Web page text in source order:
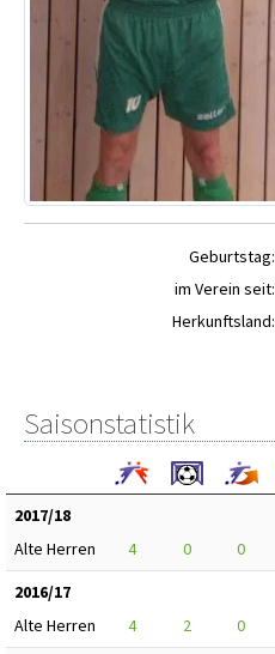
Geburtstag:
im Verein seit:
Herkunftsland:
Saisonstatistik
2017/18
Alte Herren
4 0 0
2016/17
Alte Herren
4 2 0